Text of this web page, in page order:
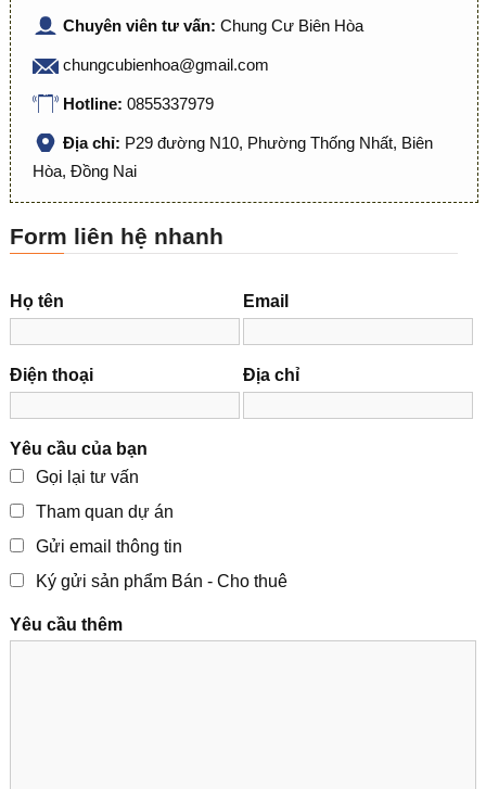
Chuyên viên tư vấn: Chung Cư Biên Hòa
chungcubienhoa@gmail.com
Hotline: 0855337979
Địa chỉ: P29 đường N10, Phường Thống Nhất, Biên
Hòa, Đồng Nai
Form liên hệ nhanh
Họ tên Email
Điện thoại Địa chỉ
Yêu cầu của bạn
Gọi lại tư vấn
Tham quan dự án
Gửi email thông tin
Ký gửi sản phẩm Bán - Cho thuê
Yêu cầu thêm